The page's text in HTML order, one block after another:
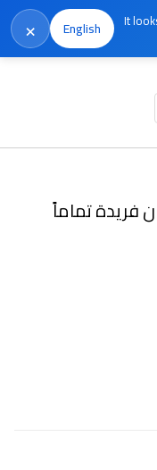
It
English
×
فريدة تماماً